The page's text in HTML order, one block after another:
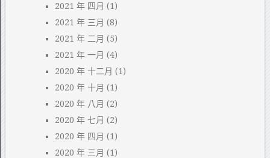
2021 年 四月 (1)
2021 年 三月 (8)
2021 年 二月 (5)
2021 年 一月 (4)
2020 年 十二月 (1)
2020 年 十月 (1)
2020 年 八月 (2)
2020 年 七月 (2)
2020 年 四月 (1)
2020 年 三月 (1)